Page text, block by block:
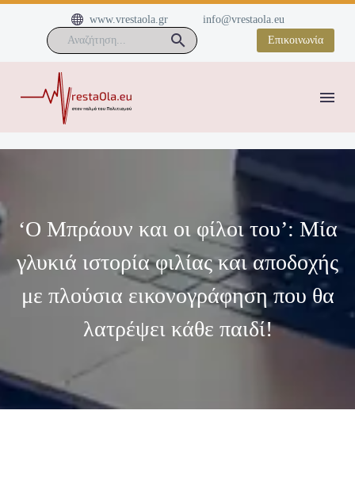

 www.vrestaola.gr
info@vrestaola.eu
Επικοινωνία
‘Ο Μπράουν και οι φίλοι του’: Μία
γλυκιά ιστορία φιλίας και αποδοχής
με πλούσια εικονογράφηση που θα
λατρέψει κάθε παιδί!